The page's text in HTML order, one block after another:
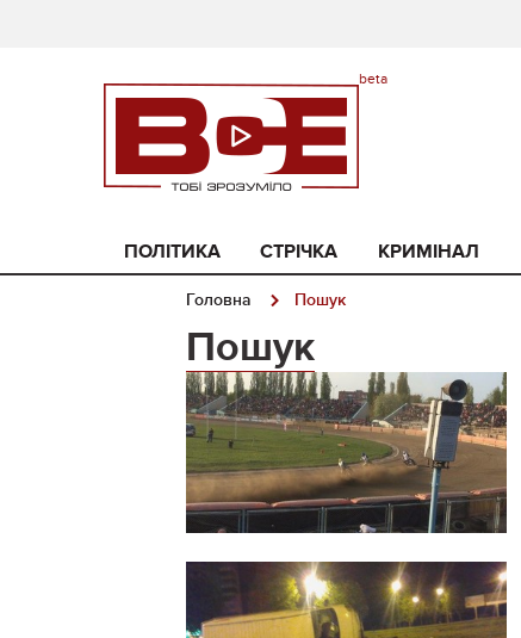
ПОЛІТИКА СТРІЧКА КРИМІНАЛ
Головна Пошук
Пошук